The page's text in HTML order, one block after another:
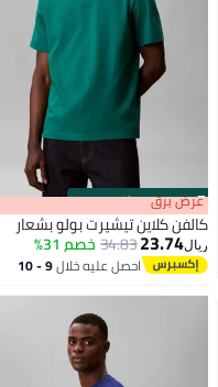
00m:00s
·باقي 100% عرض برق
كالفن كلاين تيشيرت بولو بشعار
ريال23.74
34.83خصم 31%
احصل عليه خلال 9 - 10